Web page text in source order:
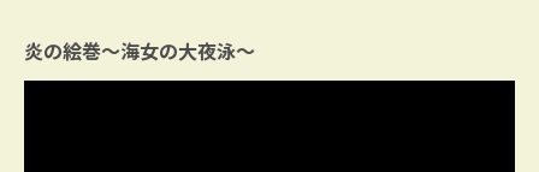
炎の絵巻～海女の大夜泳～